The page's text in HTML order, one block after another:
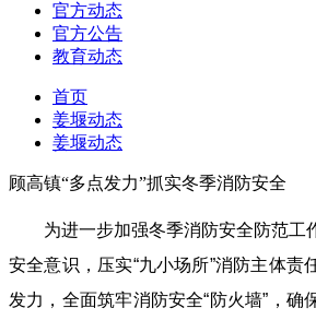
官方动态
官方公告
教育动态
首页
姜堰动态
姜堰动态
顾高镇“多点发力”抓实冬季消防安全
为进一步加强冬季消防安全防范工
安全意识，压实“九小场所”消防主体责
发力，全面筑牢消防安全“防火墙”，确